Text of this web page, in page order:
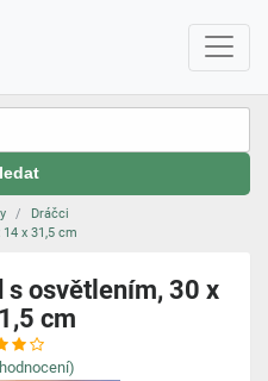
Dráčci
x 31,5 cm
s osvětlením, 30 x
cm
hodnocení)